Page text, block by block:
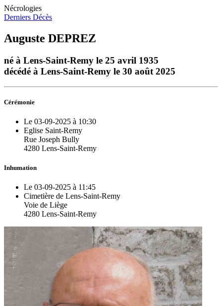
Nécrologies
Derniers Décès
Auguste DEPREZ
né à Lens-Saint-Remy le 25 avril 1935
décédé à Lens-Saint-Remy le 30 août 2025
Cérémonie
Le 03-09-2025 à 10:30
Eglise Saint-Remy
Rue Joseph Bully
4280 Lens-Saint-Remy
Inhumation
Le 03-09-2025 à 11:45
Cimetière de Lens-Saint-Remy
Voie de Liège
4280 Lens-Saint-Remy